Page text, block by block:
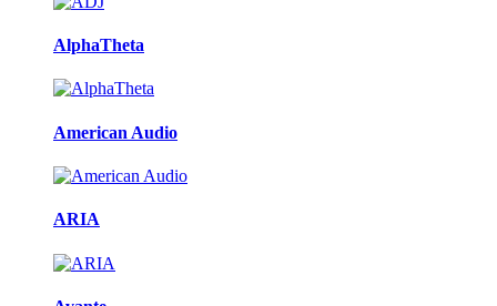
AlphaTheta
American Audio
ARIA